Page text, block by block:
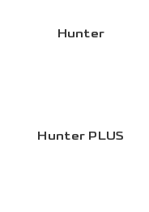
Hunter
Hunter PLUS